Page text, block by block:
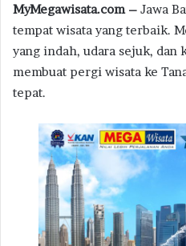
MyMegawisata.com – Jawa
tempat wisata yang terbaik.
yang indah, udara sejuk, dan
membuat pergi wisata ke
tepat.